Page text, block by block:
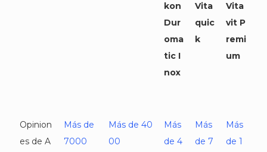
kon
Dur
oma
tic I
nox
Vita
quic
k
Vita
vit P
remi
um
Opinion
es de A
Más de
7000
Más de 40
00
Más
de 4
Más
de 7
Más
de 1